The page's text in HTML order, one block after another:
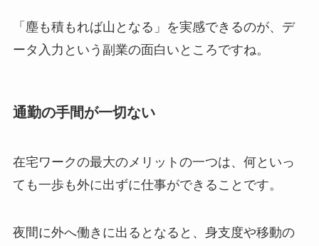
「塵も積もれば山となる」を実感できるのが、デ
ータ入力という副業の面白いところですね。
通勤の手間が一切ない
在宅ワークの最大のメリットの一つは、何といっ
ても一歩も外に出ずに仕事ができることです。
夜間に外へ働きに出るとなると、身支度や移動の